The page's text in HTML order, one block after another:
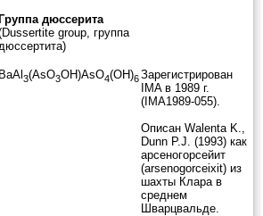
Группа дюссерита
group, группа
BaAl 3(AsO3OH)AsO4(OH)6Зарегистрирован
IMA в 1989 г.
(IMA1989-055).
Описан Walenta K.,
Dunn P.J. (1993) как
арсеногорсейит
(arsenogorceixit) из
шахты Клара в
среднем
Шварцвальде.